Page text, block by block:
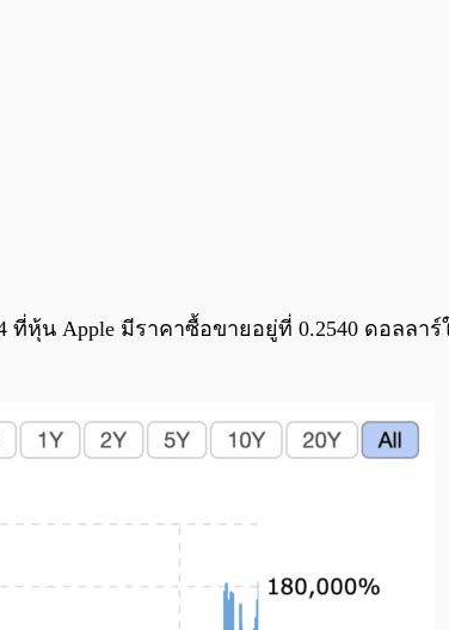
ที่หุ้น Apple มีราคาซื้อขายอยู่ที่ 0.2540 ดอลล